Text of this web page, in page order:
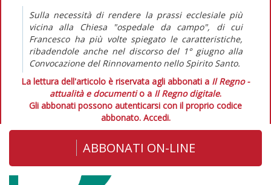
Sulla necessità di rendere la prassi ecclesiale più
vicina alla Chiesa "ospedale da campo", di cui
Francesco ha più volte spiegato le caratteristiche,
ribadendole anche nel discorso del 1° giugno alla
Convocazione del Rinnovamento nello Spirito Santo.
La lettura dell'articolo è riservata agli abbonati a Il Regno -
attualità e documentio a Il Regno digitale.
Gli abbonati possono autenticarsi con il proprio codice
abbonato. Accedi.
ABBONATI ON-LINE